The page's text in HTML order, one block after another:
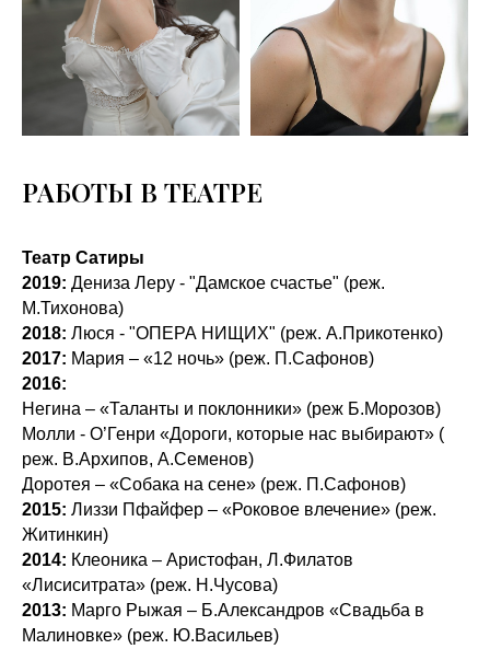
РАБОТЫ В ТЕАТРЕ
Театр Сатиры
2019: Дениза Леру - "Дамское счастье" (реж.
М.Тихонова)
2018: Люся - "ОПЕРА НИЩИХ" (реж. А.Прикотенко)
2017: Мария – «12 ночь» (реж. П.Сафонов)
2016:
Негина – «Таланты и поклонники» (реж Б.Морозов)
Молли - О’Генри «Дороги, которые нас выбирают» (
реж. В.Архипов, А.Семенов)
Доротея – «Собака на сене» (реж. П.Сафонов)
2015: Лиззи Пфайфер – «Роковое влечение» (реж.
Житинкин)
2014: Клеоника – Аристофан, Л.Филатов
«Лисиситрата» (реж. Н.Чусова)
2013: Марго Рыжая – Б.Александров «Свадьба в
Малиновке» (реж. Ю.Васильев)